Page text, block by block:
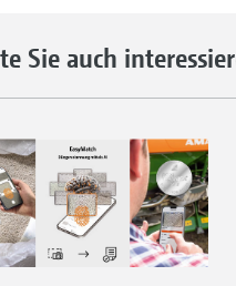
Sie auch